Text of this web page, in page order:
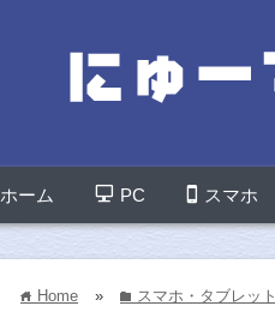
ホーム PC スマホ
home Home » folder スマホ・タブレット